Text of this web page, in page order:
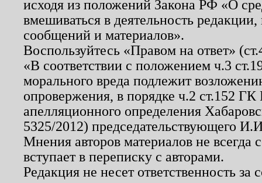
исходя из положений Закона РФ «О
вмешиваться в деятельность
сообщений и материалов».
Воспользуйтесь «Правом на ответ»
«В соответствии с положением ч.3
морального вреда подлежит
опровержения, в порядке ч.2 ст.152
апелляционного определения
5325/2012) председательствующего
Мнения авторов материалов не
вступает в переписку с авторами.
Редакция не несет ответственность